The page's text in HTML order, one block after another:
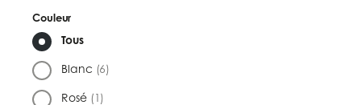
Couleur
Tous
Blanc (6)
Rosé (1)